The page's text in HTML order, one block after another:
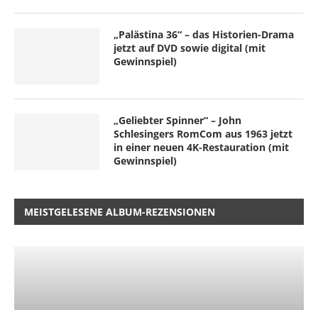
„Palästina 36“ – das Historien-Drama
jetzt auf DVD sowie digital (mit
Gewinnspiel)
„Geliebter Spinner“ – John
Schlesingers RomCom aus 1963 jetzt
in einer neuen 4K-Restauration (mit
Gewinnspiel)
MEISTGELESENE ALBUM-REZENSIONEN